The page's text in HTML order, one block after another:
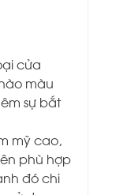
cửa
màu
sự bắt
mỹ cao,
phù hợp
đó chi